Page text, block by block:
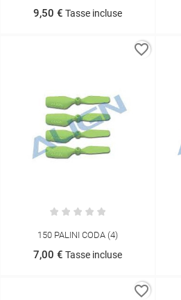
9,50 € Tasse incluse
150 PALINI CODA (4)
7,00 € Tasse incluse
favorite_border
favorite_border